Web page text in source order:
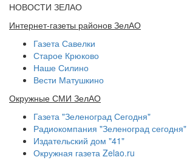
НОВОСТИ ЗЕЛАО
Интернет-газеты районов ЗелАО
Газета Савелки
Старое Крюково
Наше Силино
Вести Матушкино
Окружные СМИ ЗелАО
Газета "Зеленоград Сегодня"
Радиокомпания "Зеленоград сегодня"
Издательский дом "41"
Окружная газета Zelao.ru